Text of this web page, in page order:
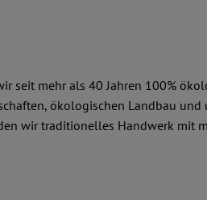
seit mehr als 40 Jahren 100%
ökologischen Landbau
wir traditionelles Handwerk mit